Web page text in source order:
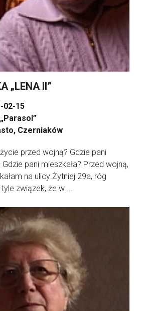
„LENA II”
02-15
Czerniaków
przed wojną? Gdzie pani
pani mieszkała? Przed wojną,
na ulicy Żytniej 29a, róg
związek, że w ...